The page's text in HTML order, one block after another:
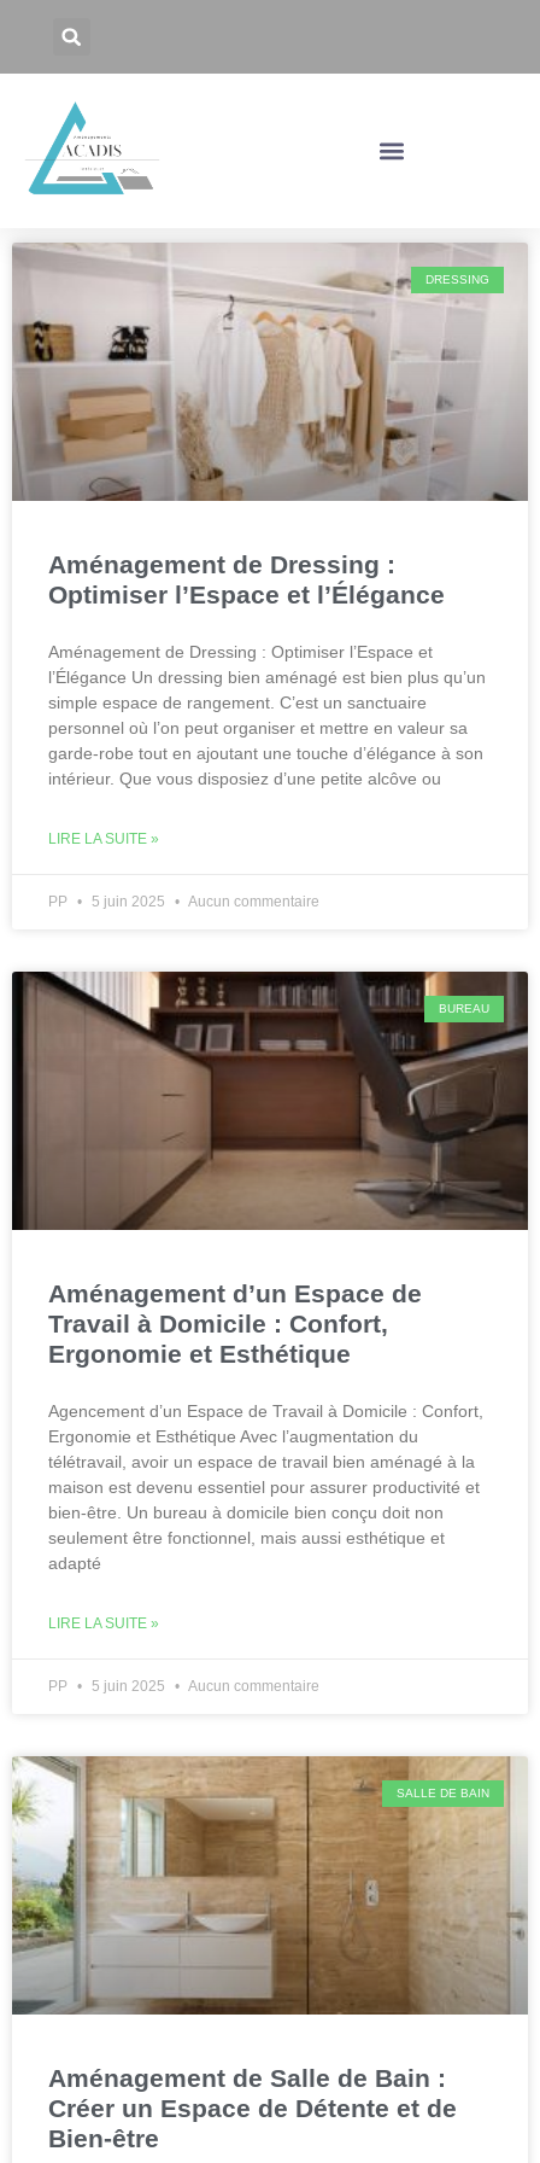
DRESSING
Aménagement de Dressing :
Optimiser l’Espace et l’Élégance
Aménagement de Dressing : Optimiser l’Espace et
l’Élégance Un dressing bien aménagé est bien plus qu’un
simple espace de rangement. C’est un sanctuaire
personnel où l’on peut organiser et mettre en valeur sa
garde-robe tout en ajoutant une touche d’élégance à son
intérieur. Que vous disposiez d’une petite alcôve ou
LIRE LA SUITE »
PP 5 juin 2025 Aucun commentaire
BUREAU
Aménagement d’un Espace de
Travail à Domicile : Confort,
Ergonomie et Esthétique
Agencement d’un Espace de Travail à Domicile : Confort,
Ergonomie et Esthétique Avec l’augmentation du
télétravail, avoir un espace de travail bien aménagé à la
maison est devenu essentiel pour assurer productivité et
bien-être. Un bureau à domicile bien conçu doit non
seulement être fonctionnel, mais aussi esthétique et
adapté
LIRE LA SUITE »
PP 5 juin 2025 Aucun commentaire
SALLE DE BAIN
Aménagement de Salle de Bain :
Créer un Espace de Détente et de
Bien-être